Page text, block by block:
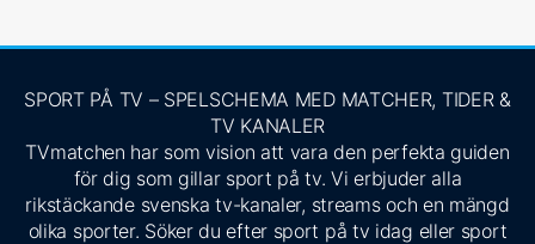
SPORT PÅ TV – SPELSCHEMA MED MATCHER, TIDER &
TV KANALER
TVmatchen har som vision att vara den perfekta guiden
för dig som gillar sport på tv. Vi erbjuder alla
rikstäckande svenska tv-kanaler, streams och en mängd
olika sporter. Söker du efter sport på tv idag eller sport